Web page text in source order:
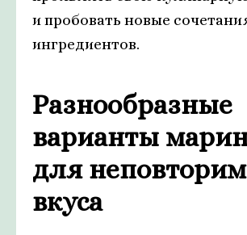
и пробовать новые
ингредиентов.
Разнообразные
варианты
для
вкуса